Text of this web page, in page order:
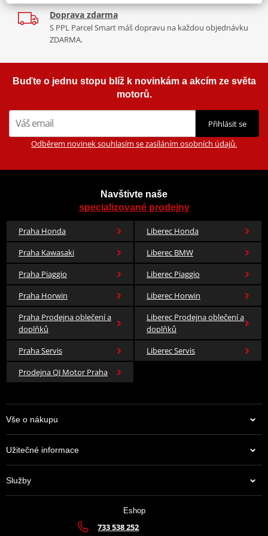
Doprava zdarma
S PPL Parcel Smart máš dopravu na každou objednávku
ZDARMA.
Buďte o jednu stopu blíž k novinkám a akcím ze světa
motorů.
Přihlásit se
Odběrem novinek souhlasím se zasíláním osobních údajů.
Navštivte naše
specializované prodejny
Praha Honda
Liberec Honda
Praha Kawasaki
Liberec BMW
Praha Piaggio
Liberec Piaggio
Praha Horwin
Liberec Horwin
Praha Prodejna oblečení a
doplňků
Liberec Prodejna oblečení a
doplňků
Praha Servis
Liberec Servis
Prodejna QJ Motor Praha
Vše o nákupu
Užitečné informace
Služby
Eshop
733 538 252